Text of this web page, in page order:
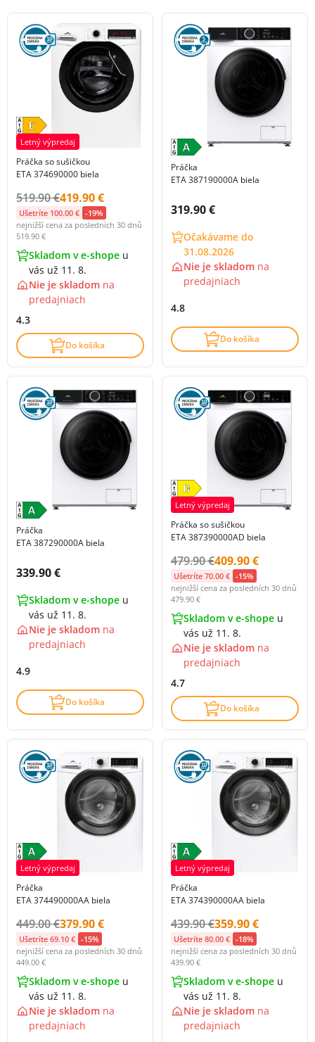
Letný výpredaj
Práčka so sušičkou
ETA 374690000 biela
Původní cena s DPH:
519.90 €Cena s DPH:
419.90 €
Ušetríte 100.00 € -19%
nejnižší cena za posledních 30 dnů
519.90 €
Skladom v e-shope u
vás už 11. 8.
Nie je skladom na
predajniach
4.3
Do košíka
Práčka
ETA 387190000A biela
Cena s DPH:
319.90 €
Očakávame do
31.08.2026
Nie je skladom na
predajniach
4.8
Do košíka
Práčka
ETA 387290000A biela
Cena s DPH:
339.90 €
Skladom v e-shope u
vás už 11. 8.
Nie je skladom na
predajniach
4.9
Do košíka
Letný výpredaj
Práčka so sušičkou
ETA 387390000AD biela
Původní cena s DPH:
479.90 €Cena s DPH:
409.90 €
Ušetríte 70.00 € -15%
nejnižší cena za posledních 30 dnů
479.90 €
Skladom v e-shope u
vás už 11. 8.
Nie je skladom na
predajniach
4.7
Do košíka
Letný výpredaj
Práčka
ETA 374490000AA biela
Původní cena s DPH:
449.00 €Cena s DPH:
379.90 €
Ušetríte 69.10 € -15%
nejnižší cena za posledních 30 dnů
449.00 €
Skladom v e-shope u
vás už 11. 8.
Nie je skladom na
predajniach
Letný výpredaj
Práčka
ETA 374390000AA biela
Původní cena s DPH:
439.90 €Cena s DPH:
359.90 €
Ušetríte 80.00 € -18%
nejnižší cena za posledních 30 dnů
439.90 €
Skladom v e-shope u
vás už 11. 8.
Nie je skladom na
predajniach